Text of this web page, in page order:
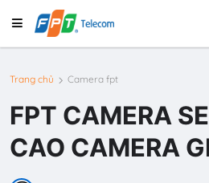
Trang chủ Camera fpt
FPT CAMERA
CAO CAMERA